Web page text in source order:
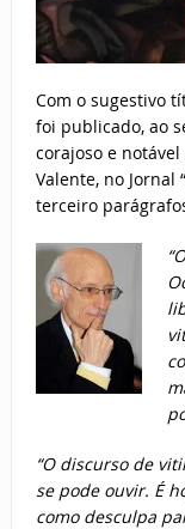
Com o sugestivo
foi publicado, ao
corajoso e
Valente, no Jornal
terceiro
“O discurso de
se pode ouvir. É
como desculpa